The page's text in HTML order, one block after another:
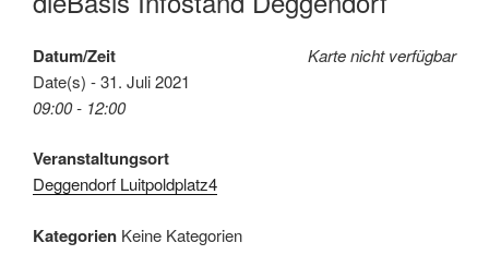
Karte nicht verfügbar
Datum/Zeit
Date(s) - 31. Juli 2021
09:00 - 12:00
Veranstaltungsort
Deggendorf Luitpoldplatz4
Kategorien Keine Kategorien